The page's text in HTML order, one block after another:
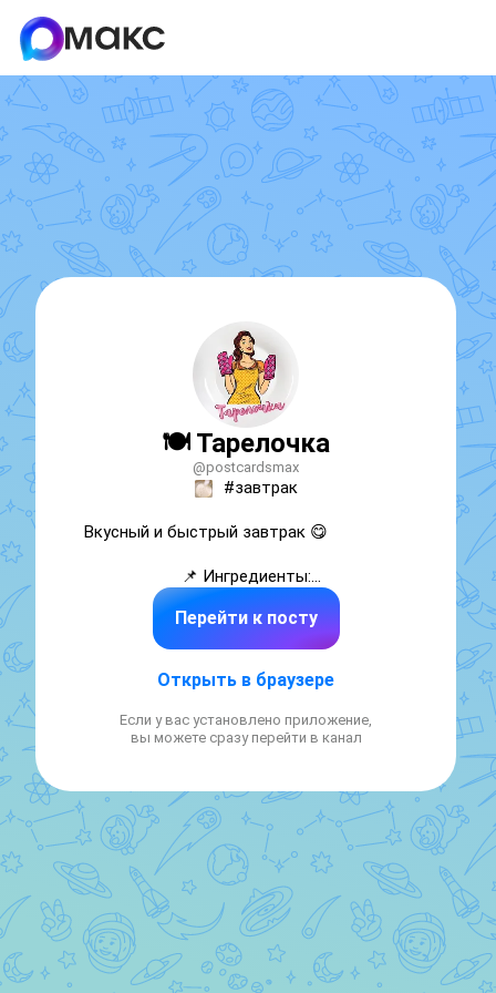
🍽️ Тарелочка
@postcardsmax
#завтрак
Вкусный и быстрый завтрак 😋
📌 Ингредиенты:
✅Мука - 100 гр.
✅Соль - щепотка
✅Колбаса (докторская) - 12 кусочков
🍽️Тарелочка
Перейти к посту
Открыть в браузере
Если у вас установлено приложение,
вы можете сразу перейти в канал